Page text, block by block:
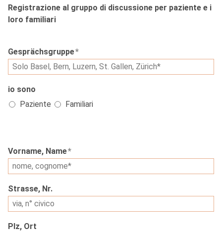
Registrazione al gruppo di discussione per paziente e i
loro familiari
Gesprächsgruppe*
io sono
Paziente
Familiari
Vorname, Name*
Strasse, Nr.
Plz, Ort